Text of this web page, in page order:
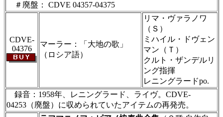
＃廃盤： CDVE 04357-04375
CDVE-
04376
マーラー：「大地の歌」
（ロシア語）
リマ・ヴァラノワ
（Ｓ）
ミハイル・ドヴェン
マン（Ｔ）
クルト・ザンデルリ
ング指揮
レニングラードpo.
録音：1958年、レニングラード、ライヴ。CDVE-
04253（廃盤）に収められていたアイテムの再発売。